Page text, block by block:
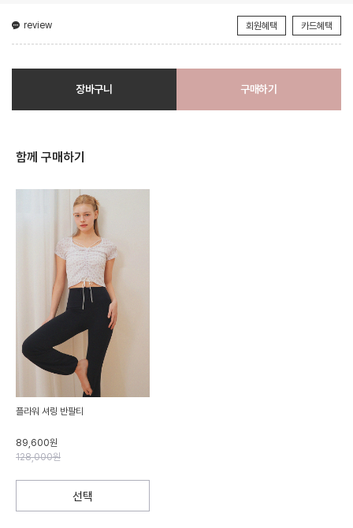
review 회원혜택 카드혜택
장바구니 구매하기
함께 구매하기
플라워 셔링 반팔티
89,600원
128,000원
선택